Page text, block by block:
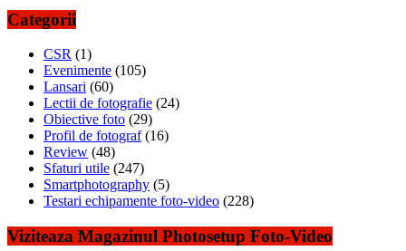
Categorii
CSR (1)
Evenimente (105)
Lansari (60)
Lectii de fotografie (24)
Obiective foto (29)
Profil de fotograf(16)
Review (48)
Sfaturi utile (247)
Smartphotography (5)
Testari echipamente foto-video (228)
Viziteaza Magazinul Photosetup Foto-Video